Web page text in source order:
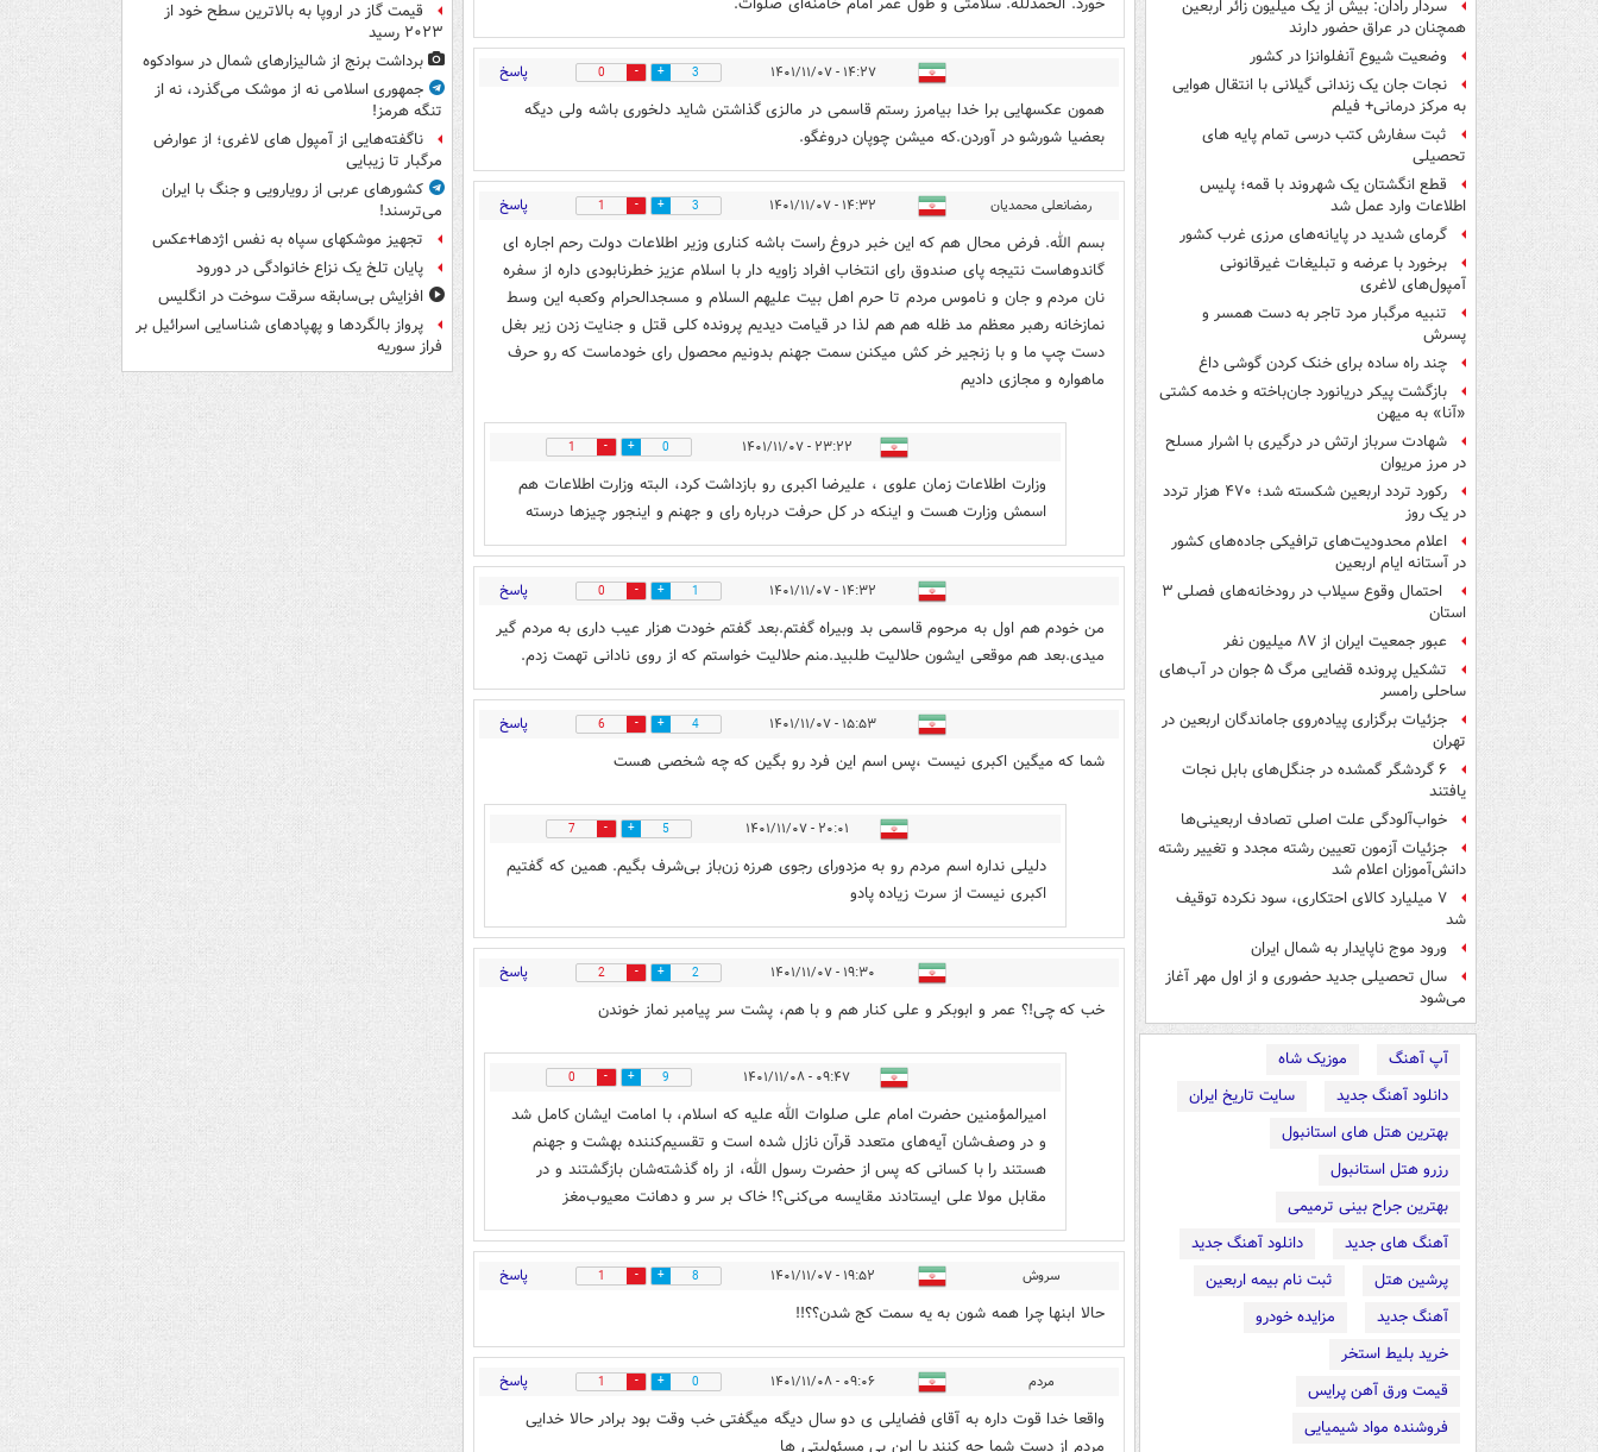
سردار رادان: بیش از یک میلیون زائر اربعین
همچنان در عراق حضور دارند
وضعیت شیوع آنفلوانزا در کشور
نجات جان یک زندانی گیلانی با انتقال هوایی
به مرکز درمانی+ فیلم
ثبت سفارش کتب درسی تمام پایه های
تحصیلی
قطع انگشتان یک شهروند با قمه؛ پلیس
اطلاعات وارد عمل شد
گرمای شدید در پایانه‌های مرزی غرب کشور
برخورد با عرضه و تبلیغات غیرقانونی
آمپول‌های لاغری
تنبیه مرگبار مرد تاجر به دست همسر و
پسرش
چند راه‌ ساده برای خنک کردن گوشی داغ
بازگشت پیکر دریانورد جان‌باخته و خدمه کشتی
«آنا» به میهن
شهادت سرباز ارتش در درگیری با اشرار مسلح
در مرز مریوان
رکورد تردد اربعین شکسته شد؛ ۴۷۰ هزار تردد
در یک روز
اعلام محدودیت‌های ترافیکی جاده‌های کشور
در آستانه ایام اربعین
احتمال وقوع سیلاب در رودخانه‌های فصلی ۳
استان
عبور جمعیت ایران از ۸۷ میلیون نفر
تشکیل پرونده قضایی مرگ ۵ جوان در آب‌های
ساحلی رامسر
جزئیات برگزاری پیاده‌روی جاماندگان اربعین در
تهران
۶ گردشگر گمشده در جنگل‌های بابل نجات
یافتند
خواب‌آلودگی علت اصلی تصادف اربعینی‌ها
جزئیات آزمون تعیین رشته مجدد و تغییر رشته
دانش‌آموزان اعلام شد
۷ میلیارد کالای احتکاری، سود نکرده توقیف
شد
ورود موج ناپایدار به شمال ایران
سال تحصیلی جدید حضوری و از اول مهر آغاز
می‌شود
آپ آهنگ
موزیک شاه
دانلود آهنگ جدید
سایت تاریخ ایران
بهترین هتل های استانبول
رزرو هتل استانبول
بهترین جراح بینی ترمیمی
آهنگ های جدید
دانلود آهنگ جدید
پرشین هتل
ثبت نام بیمه اربعین
آهنگ جدید
مزایده خودرو
خرید بلیط استخر
قیمت ورق آهن پرایس
فروشنده مواد شیمیایی
۱۴:۲۷ - ۱۴۰۱/۱۱/۰۷ 3
0 پاسخ
همون عکسهایی برا خدا بیامرز رستم قاسمی در مالزی گذاشتن شاید دلخوری باشه ولی دیگه
بعضیا شورشو در آوردن.که میشن چوپان دروغگو.
رمضانعلی محمدیان ۱۴:۳۲ - ۱۴۰۱/۱۱/۰۷ 3
1 پاسخ
بسم الله. فرض محال هم که این خبر دروغ راست باشه کناری وزیر اطلاعات دولت رحم اجاره ای
گاندوهاست نتیجه پای صندوق رای انتخاب افراد زاویه دار با اسلام عزیز خطرنابودی داره از سفره
نان مردم و جان و ناموس مردم تا حرم اهل بیت علیهم السلام و مسجدالحرام وکعبه این وسط
نمازخانه رهبر معظم مد ظله هم هم لذا در قیامت دیدیم پرونده کلی قتل و جنایت زدن زیر بغل
دست چپ ما و با زنجیر خر کش میکنن سمت جهنم بدونیم محصول رای خودماست که رو حرف
ماهواره و مجازی دادیم
۲۳:۲۲ - ۱۴۰۱/۱۱/۰۷ 0
1
وزارت اطلاعات زمان علوی ، علیرضا اکبری رو بازداشت کرد، البته وزارت اطلاعات هم
اسمش وزارت هست و اینکه در کل حرفت درباره رای و جهنم و اینجور چیزها درسته
۱۴:۳۲ - ۱۴۰۱/۱۱/۰۷ 1
0 پاسخ
من خودم هم اول به مرحوم قاسمی بد وبیراه گفتم.بعد گفتم خودت هزار عیب داری به مردم گیر
میدی.بعد هم موقعی ایشون حلالیت طلبید.منم حلالیت خواستم که از روی نادانی تهمت زدم.
۱۵:۵۳ - ۱۴۰۱/۱۱/۰۷ 4
6 پاسخ
شما که میگین اکبری نیست ،پس اسم این فرد رو بگین که چه شخصی هست
۲۰:۰۱ - ۱۴۰۱/۱۱/۰۷ 5
7
دلیلی نداره اسم مردم رو به مزدورای رجوی هرزه زن‌باز بی‌شرف بگیم. همین که گفتیم
اکبری نیست از سرت زیاده پادو
۱۹:۳۰ - ۱۴۰۱/۱۱/۰۷ 2
2 پاسخ
خب که چی!؟ عمر و ابوبکر و علی کنار هم و با هم، پشت سر پیامبر نماز خوندن
۰۹:۴۷ - ۱۴۰۱/۱۱/۰۸ 9
0
امیرالمؤمنین حضرت امام علی صلوات الله علیه که اسلام، با امامت ایشان کامل شد
و در وصف‌شان آیه‌های متعدد قرآن نازل شده است و تقسیم‌کننده بهشت و جهنم
هستند را با کسانی که پس از حضرت رسول الله، از راه گذشته‌شان بازگشتند و در
مقابل مولا علی ایستادند مقایسه می‌کنی؟! خاک بر سر و دهانت معیوب‌مغز
سروش ۱۹:۵۲ - ۱۴۰۱/۱۱/۰۷ 8
1 پاسخ
حالا ابنها چرا همه شون به یه سمت کج شدن؟؟!!
مردم ۰۹:۰۶ - ۱۴۰۱/۱۱/۰۸ 0
1 پاسخ
واقعا خدا قوت داره به آقای فضایلی ی دو سال دیگه میگفتی خب وقت بود برادر حالا خدایی
قیمت گاز در اروپا به بالاترین سطح خود از
۲۰۲۳ رسید
برداشت برنج از شالیزارهای شمال در سوادکوه
جمهوری اسلامی نه از موشک می‌گذرد، نه از
تنگه هرمز!
ناگفته‌هایی از آمپول های لاغری؛ از عوارض
مرگبار تا زیبایی
کشورهای عربی از رویارویی و جنگ با ایران
می‌ترسند!
تجهیز موشکهای سپاه به نفس اژدها+عکس
پایان تلخ یک نزاع خانوادگی در دورود
افزایش بی‌سابقه سرقت سوخت در انگلیس
پرواز بالگردها و پهپادهای شناسایی اسرائیل بر
فراز سوریه